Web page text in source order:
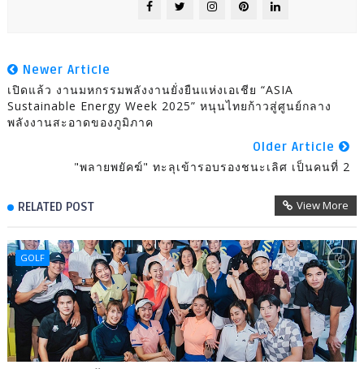
Newer Article
เปิดแล้ว งานมหกรรมพลังงานยั่งยืนแห่งเอเชีย “ASIA
Sustainable Energy Week 2025” หนุนไทยก้าวสู่ศูนย์กลาง
พลังงานสะอาดของภูมิภาค
Older Article
"พลายพยัคฆ์" ทะลุเข้ารอบรองชนะเลิศ เป็นคนที่ 2
RELATED POST View More
GOLF